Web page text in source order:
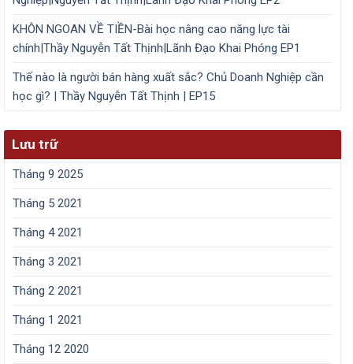
KHÔN NGOAN VỀ TIỀN-Bài học nâng cao năng lực tài
chính|Thầy Nguyễn Tất Thịnh|Lãnh Đạo Khai Phóng EP1
Thế nào là người bán hàng xuất sắc? Chủ Doanh Nghiệp cần
học gì? | Thầy Nguyễn Tất Thịnh | EP15
Lưu trữ
Tháng 9 2025
Tháng 5 2021
Tháng 4 2021
Tháng 3 2021
Tháng 2 2021
Tháng 1 2021
Tháng 12 2020